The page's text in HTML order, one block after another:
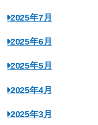
2025年7月
2025年6月
2025年5月
2025年4月
2025年3月